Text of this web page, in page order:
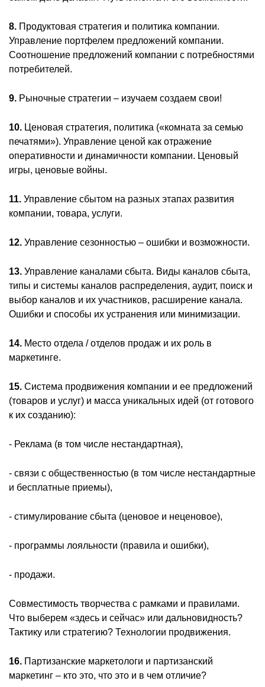
8. Продуктовая стратегия и политика компании.
Управление портфелем предложений компании.
Соотношение предложений компании с потребностями
потребителей.
9. Рыночные стратегии – изучаем создаем свои!
10. Ценовая стратегия, политика («комната за семью
печатями»). Управление ценой как отражение
оперативности и динамичности компании. Ценовый
игры, ценовые войны.
11. Управление сбытом на разных этапах развития
компании, товара, услуги.
12. Управление сезонностью – ошибки и возможности.
13. Управление каналами сбыта. Виды каналов сбыта,
типы и системы каналов распределения, аудит, поиск и
выбор каналов и их участников, расширение канала.
Ошибки и способы их устранения или минимизации.
14. Место отдела / отделов продаж и их роль в
маркетинге.
15. Система продвижения компании и ее предложений
(товаров и услуг) и масса уникальных идей (от готового
к их созданию):
- Реклама (в том числе нестандартная),
- связи с общественностью (в том числе нестандартные
и бесплатные приемы),
- стимулирование сбыта (ценовое и неценовое),
- программы лояльности (правила и ошибки),
- продажи.
Совместимость творчества с рамками и правилами.
Что выберем «здесь и сейчас» или дальновидность?
Тактику или стратегию? Технологии продвижения.
16. Партизанские маркетологи и партизанский
маркетинг – кто это, что это и в чем отличие?